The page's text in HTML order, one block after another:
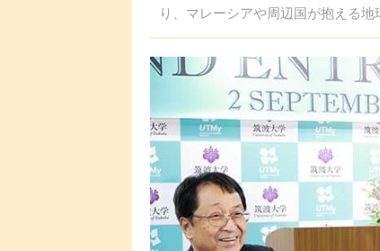
り、マレーシアや周辺国が抱える